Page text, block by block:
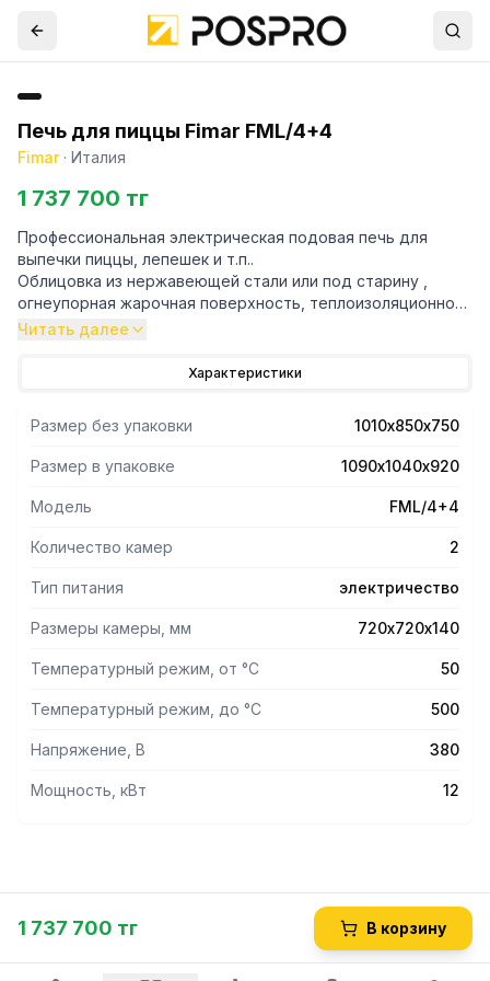
Печь для пиццы Fimar FML/4+4
Fimar· Италия
1 737 700 тг
Профессиональная электрическая подовая печь для
выпечки пиццы, лепешек и т.п..
Облицовка из нержавеющей стали или под старину ,
огнеупорная жарочная поверхность, теплоизоляционное
покрытие из минеральной ваты, дверки со смотровыми
подсветка, 2 термостата для каждой камеры.
Читать далее
Характеристики
Размер без упаковки 1010х850х750
Размер в упаковке 1090х1040х920
Модель FML/4+4
Количество камер 2
Тип питания электричество
Размеры камеры, мм 720х720х140
Температурный режим, от °С 50
Температурный режим, до °С 500
Напряжение, В 380
Мощность, кВт 12
1 737 700 тг В корзину